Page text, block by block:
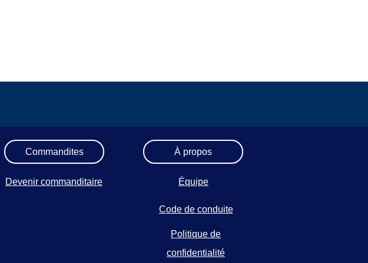
Commandites
Devenir commanditaire
À propos
Équipe
Code de conduite
Politique de
confidentialité